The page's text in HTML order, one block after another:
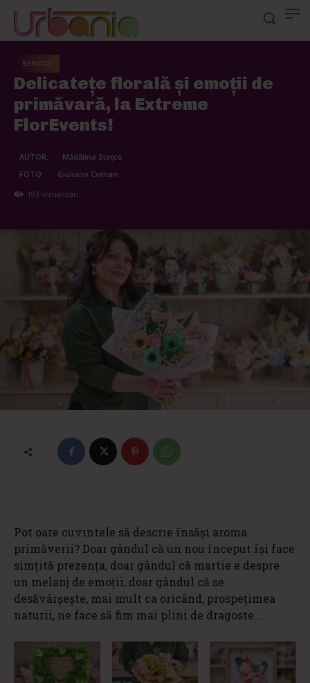
SERVICII
Delicatețe florală și emoții de
primăvară, la Extreme
FlorEvents!
AUTOR:
Mădălina Stețco
FOTO:
Giuliano Coman
193 vizualizări
Pot oare cuvintele să descrie însăși aroma
primăverii? Doar gândul că un nou început își face
simțită prezența, doar gândul că martie e despre
un melanj de emoții, doar gândul că se
desăvârșește, mai mult ca oricând, prospețimea
naturii, ne face să fim mai plini de dragoste…